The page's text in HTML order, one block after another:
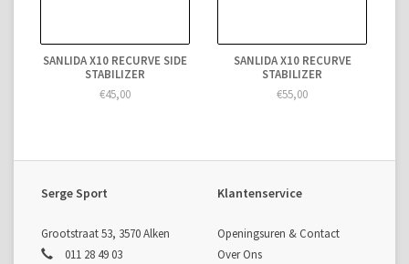
SANLIDA X10 RECURVE SIDE
STABILIZER
€45,00
SANLIDA X10 RECURVE
STABILIZER
€55,00
Serge Sport
Grootstraat 53, 3570 Alken
011 28 49 03
Klantenservice
Openingsuren & Contact
Over Ons